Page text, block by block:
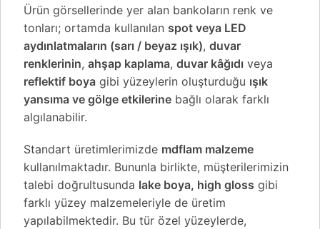
Ürün görsellerinde yer alan bankoların renk ve
tonları; ortamda kullanılan spot veya LED
aydınlatmaların (sarı / beyaz ışık), duvar
renklerinin, ahşap kaplama, duvar kâğıdı veya
reflektif boya gibi yüzeylerin oluşturduğu ışık
yansıma ve gölge etkilerine bağlı olarak farklı
algılanabilir.
Standart üretimlerimizde mdflam malzeme
kullanılmaktadır. Bununla birlikte, müşterilerimizin
talebi doğrultusunda lake boya, high gloss gibi
farklı yüzey malzemeleriyle de üretim
yapılabilmektedir. Bu tür özel yüzeylerde,